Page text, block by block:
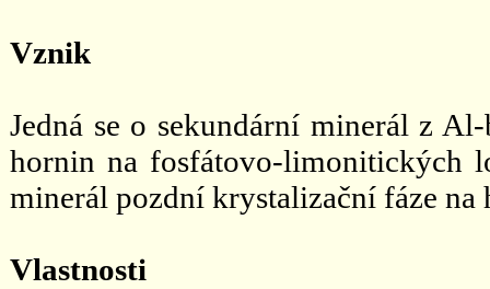
Vznik
Jedná se o sekundární minerál z
hornin na fosfátovo-limonitických
minerál pozdní krystalizační fáze
Vlastnosti